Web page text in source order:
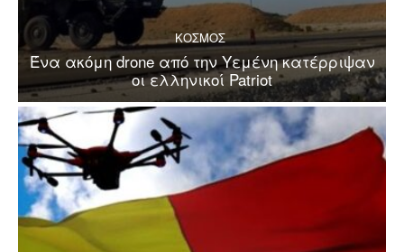
ΚΟΣΜΟΣ
Ένα ακόμη drone από την Υεμένη κατέρριψαν
οι ελληνικοί Patriot